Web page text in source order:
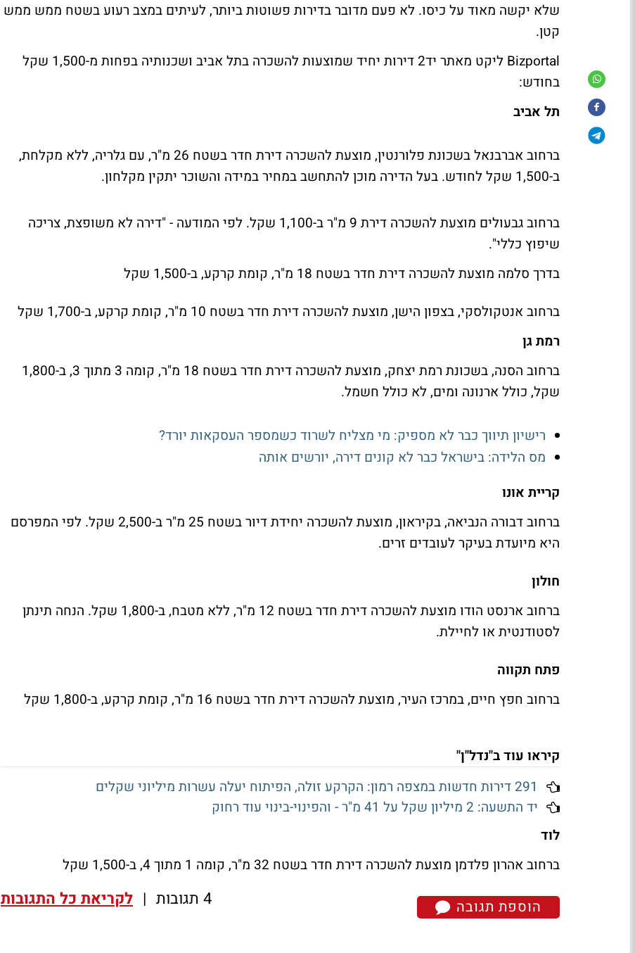
שלא יקשה מאוד על כיסו. לא פעם מדובר בדירות פשוטות ביותר, לעיתים במצב רעוע בשטח ממש ממש
קטן.
Bizportal ליקט מאתר יד2 דירות יחיד שמוצעות להשכרה בתל אביב ושכנותיה בפחות מ-1,500 שקל
בחודש:
תל אביב
ברחוב אברבנאל בשכונת פלורנטין, מוצעת להשכרה דירת חדר בשטח 26 מ"ר, עם גלריה, ללא מקלחת,
ב-1,500 שקל לחודש. בעל הדירה מוכן להתחשב במחיר במידה והשוכר יתקין מקלחון.
ברחוב גבעולים מוצעת להשכרה דירת 9 מ"ר ב-1,100 שקל. לפי המודעה - "דירה לא משופצת, צריכה
שיפוץ כללי".
בדרך סלמה מוצעת להשכרה דירת חדר בשטח 18 מ"ר, קומת קרקע, ב-1,500 שקל
ברחוב אנטקולסקי, בצפון הישן, מוצעת להשכרה דירת חדר בשטח 10 מ"ר, קומת קרקע, ב-1,700 שקל
רמת גן
ברחוב הסנה, בשכונת רמת יצחק, מוצעת להשכרה דירת חדר בשטח 18 מ"ר, קומה 3 מתוך 3, ב-1,800
שקל, כולל ארנונה ומים, לא כולל חשמל.
רישיון תיווך כבר לא מספיק: מי מצליח לשרוד כשמספר העסקאות יורד?
מס הלידה: בישראל כבר לא קונים דירה, יורשים אותה
קריית אונו
ברחוב דבורה הנביאה, בקיראון, מוצעת להשכרה יחידת דיור בשטח 25 מ"ר ב-2,500 שקל. לפי המפרסם
היא מיועדת בעיקר לעובדים זרים.
חולון
ברחוב ארנסט הודו מוצעת להשכרה דירת חדר בשטח 12 מ"ר, ללא מטבח, ב-1,800 שקל. הנחה תינתן
לסטודנטית או לחיילת.
פתח תקווה
ברחוב חפץ חיים, במרכז העיר, מוצעת להשכרה דירת חדר בשטח 16 מ"ר, קומת קרקע, ב-1,800 שקל
קיראו עוד ב"נדל"ן"
291 דירות חדשות במצפה רמון: הקרקע זולה, הפיתוח יעלה עשרות מיליוני שקלים
יד התשעה: 2 מיליון שקל על 41 מ"ר - והפינוי-בינוי עוד רחוק
לוד
ברחוב אהרון פלדמן מוצעת להשכרה דירת חדר בשטח 32 מ"ר, קומה 1 מתוך 4, ב-1,500 שקל
הוספת תגובה 4 תגובות | לקריאת כל התגובות